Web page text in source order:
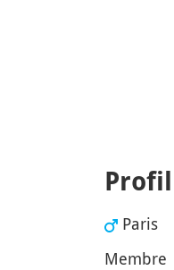
Profil
Paris
Membre